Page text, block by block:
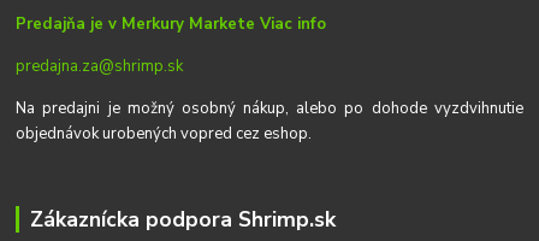
Predajňa je v Merkury MarketeViac info
predajna.za@shrimp.sk
Na predajni je možný osobný nákup, alebo po dohode vyzdvihnutie
objednávok urobených vopred cez eshop.
Zákaznícka podpora Shrimp.sk